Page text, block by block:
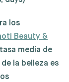
los
Beauty &
media de
la belleza es